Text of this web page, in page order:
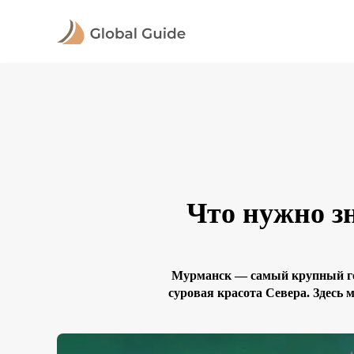
Что нужно
Мурманск — самый крупный
суровая красота Севера.